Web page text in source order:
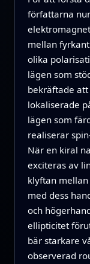
författarna
mellan
olika
lägen som
bekräftade
lokaliserade
lägen som
realiserar
När en kiral
exciteras av
klyftan
med dess
och
ellipticitet
bär starkare
observerad